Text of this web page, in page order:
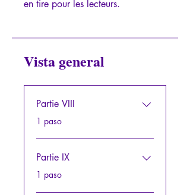
Vista general
Partie VIII
.1 paso
Partie IX
.1 paso